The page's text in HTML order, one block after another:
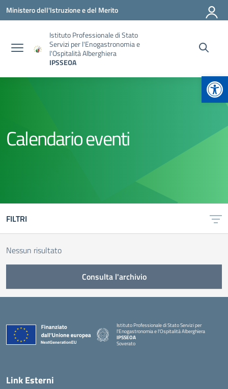
Vai ai contenuti
Vai al menu di navigazione
Vai al footer
Ministero dell'Istruzione e del Merito
Istituto Professionale di Stato
Servizi per l'Enogastronomia e
l'Ospitalità Alberghiera
IPSSEOA
Calendario eventi
FILTRI
Nessun risultato
Consulta l'archivio
Istituto Professionale di Stato Servizi per
l'Enogastronomia e l'Ospitalità Alberghiera
IPSSEOA
Soverato
Link Esterni